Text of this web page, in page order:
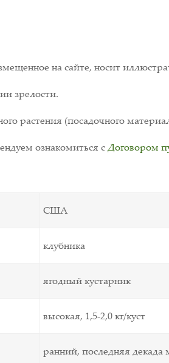
на сайте, носит
зрелости.
растения (посадочного
ознакомиться сДоговором
США
клубника
ягодный кустарник
высокая, 1,5-2,0 кг/куст
ранний, последняя декада